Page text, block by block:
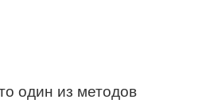
один из методов